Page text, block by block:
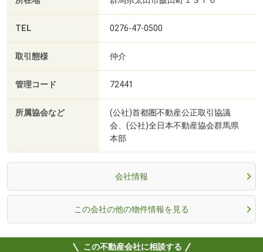
TEL 0276-47-0500
取引態様 仲介
管理コード 72441
所属協会など
(公社)首都圏不動産公正取引協議
会、(公社)全日本不動産協会群馬県
本部
会社情報
この会社の他の物件情報を見る
この不動産会社に相談する